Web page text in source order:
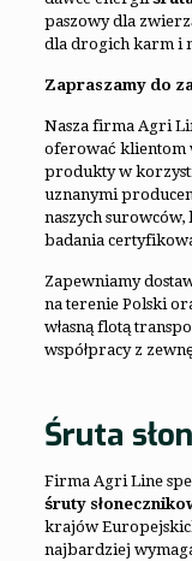
paszowy dla
dla drogich karm i
Zapraszamy do
Nasza firma Agri
oferować klientom
produkty w
uznanymi
naszych
badania
Zapewniamy
na terenie Polski
własną flotą
współpracy z
Śruta
Firma Agri Line
śruty
krajów
najbardziej